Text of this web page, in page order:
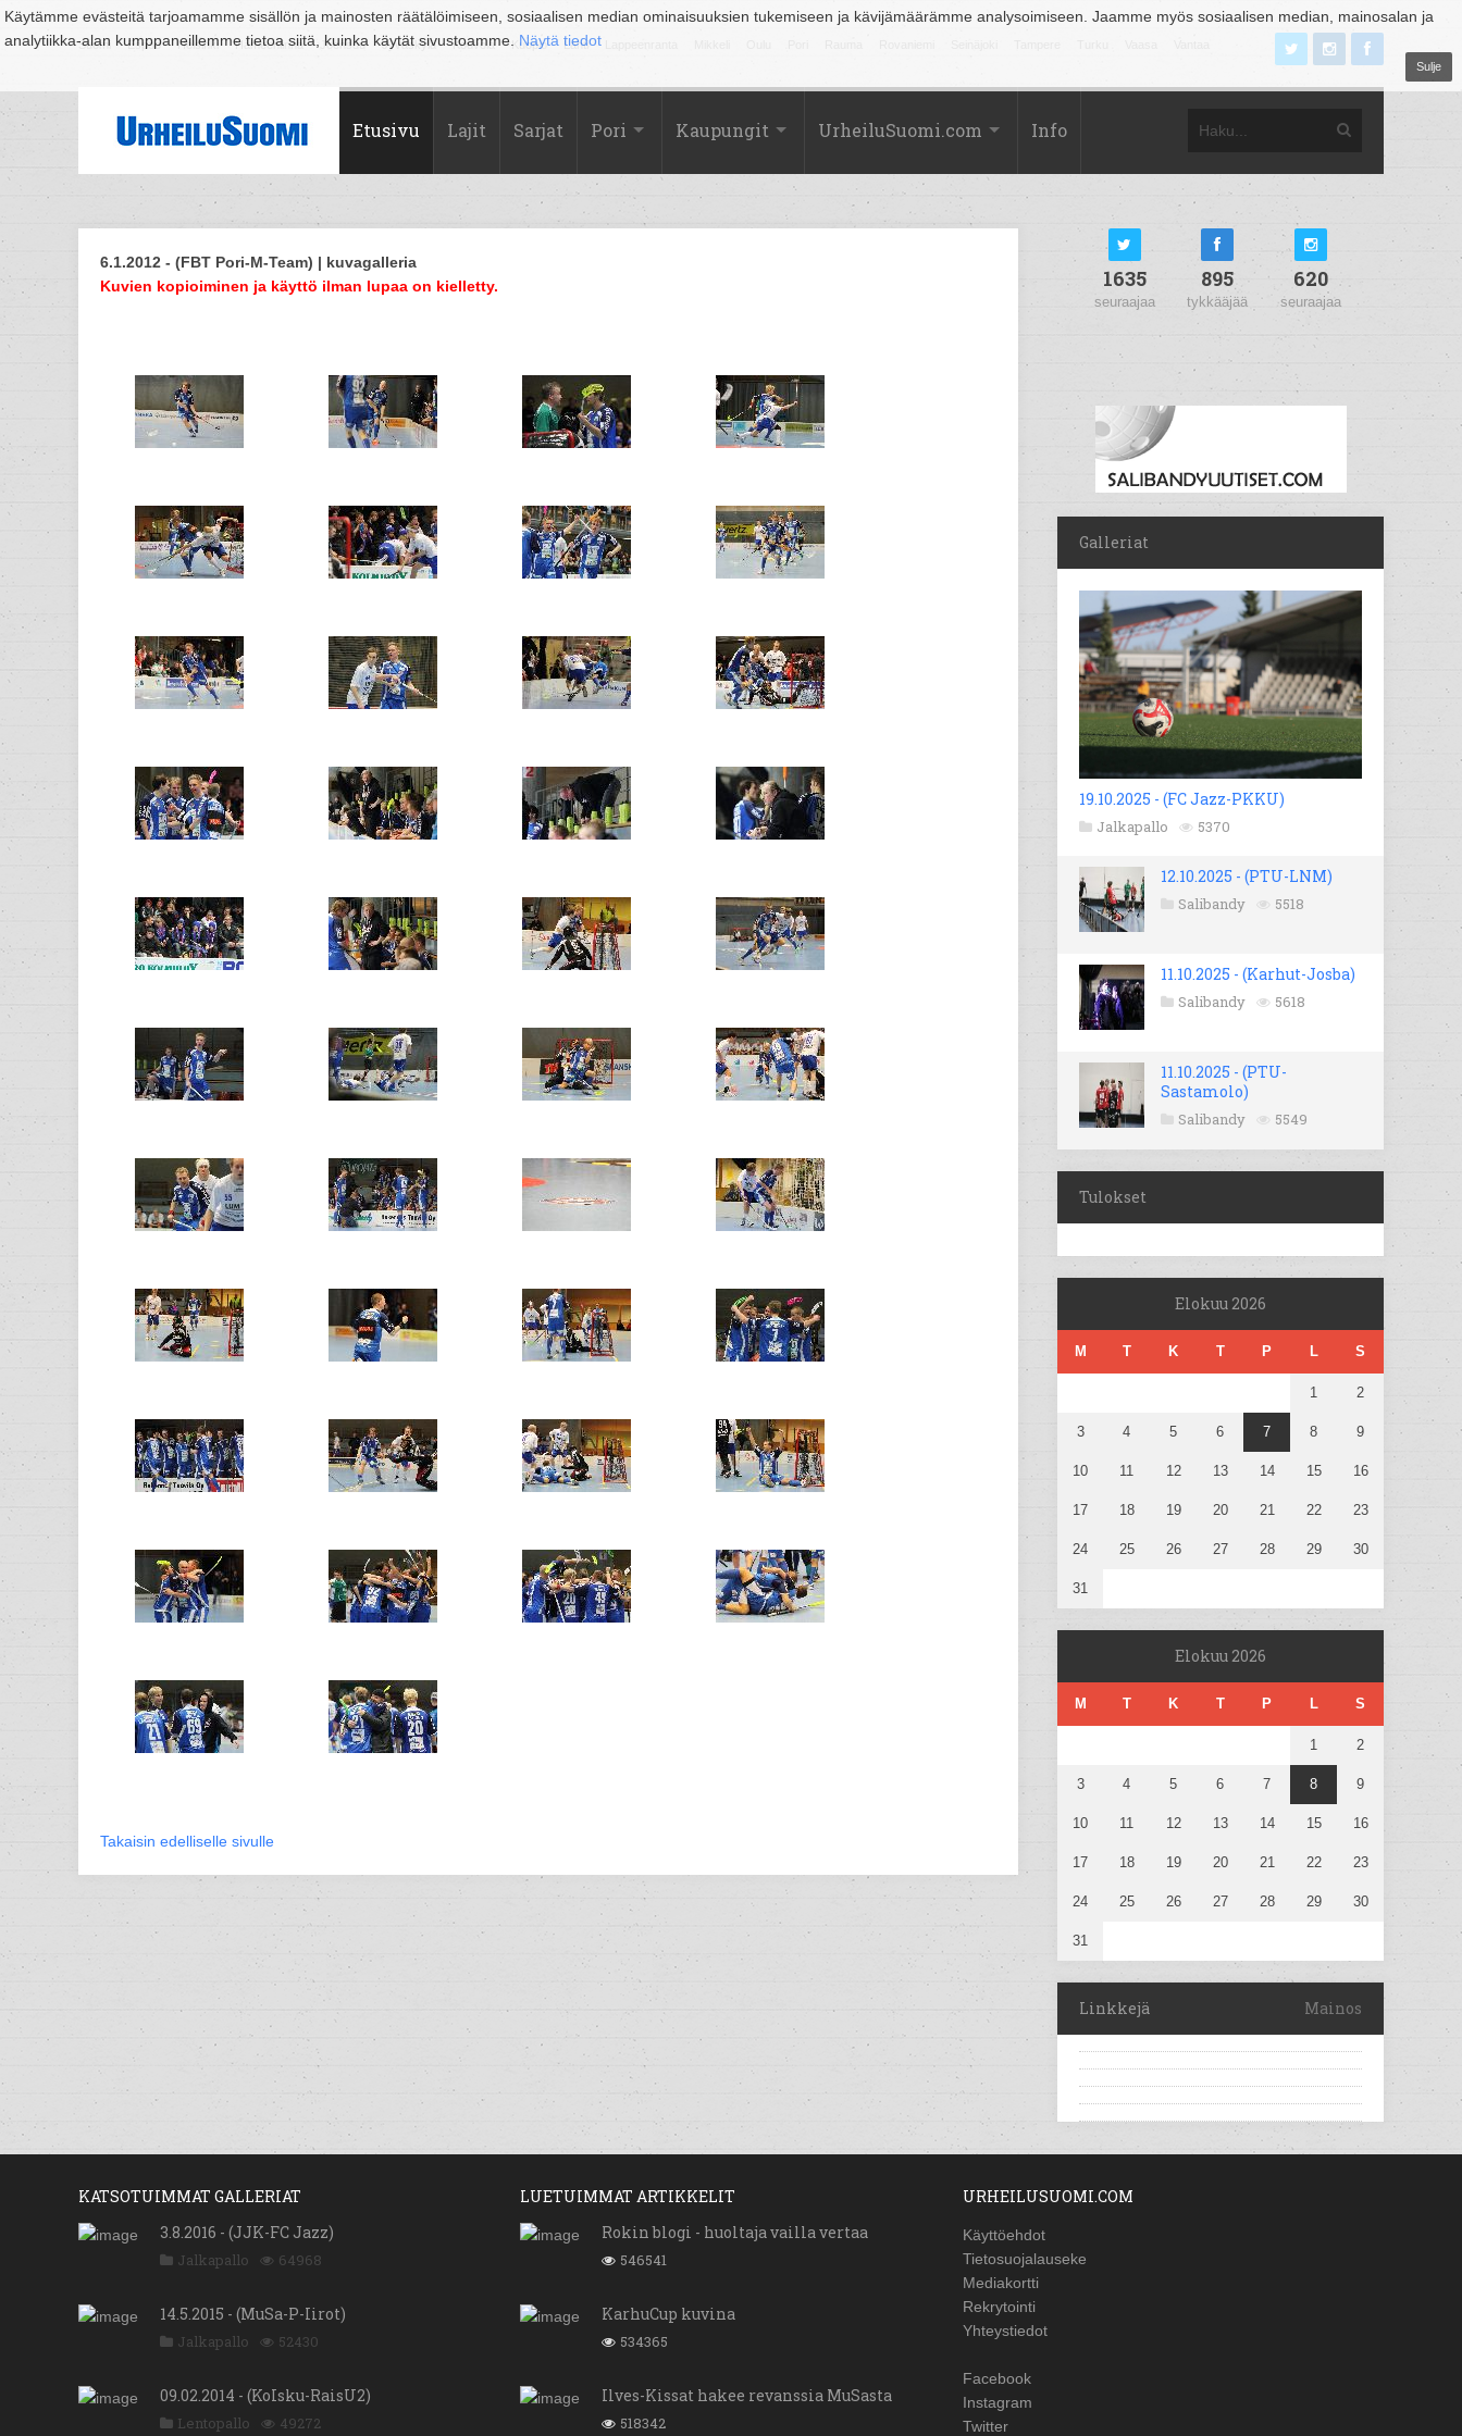
Käytämme evästeitä tarjoamamme sisällön ja mainosten räätälöimiseen, sosiaalisen median ominaisuuksien tukemiseen ja kävijämäärämme analysoimiseen. Jaamme myös sosiaalisen median, mainosalan ja
analytiikka-alan kumppaneillemme tietoa siitä, kuinka käytät sivustoamme. Näytä tiedot
Sulje
Suomi Espoo Helsinki Hämeenlinna Joensuu Jyväskylä Kouvola Kuopio Lahti
Etusivu Lajit Sarjat Pori Kaupungit UrheiluSuomi.com Info
6.1.2012 - (FBT Pori-M-Team) | kuvagalleria
Kuvien kopioiminen ja käyttö ilman lupaa on kielletty.
Takaisin edelliselle sivulle
1635
seuraajaa
895
tykkääjää
620
seuraajaa
Galleriat
19.10.2025 - (FC Jazz-PKKU)
Jalkapallo 5370
12.10.2025 - (PTU-LNM)
Salibandy 5518
11.10.2025 - (Karhut-Josba)
Salibandy 5618
11.10.2025 - (PTU-
Sastamolo)
Salibandy 5549
Tulokset
Elokuu 2026
M T K T P L S
1 2
3 4 5 6 7 8 9
10 11 12 13 14 15 16
17 18 19 20 21 22 23
24 25 26 27 28 29 30
31
Elokuu 2026
M T K T P L S
1 2
3 4 5 6 7 8 9
10 11 12 13 14 15 16
17 18 19 20 21 22 23
24 25 26 27 28 29 30
31
Linkkejä Mainos
KATSOTUIMMAT GALLERIAT
3.8.2016 - (JJK-FC Jazz)
Jalkapallo 64968
14.5.2015 - (MuSa-P-Iirot)
Jalkapallo 52430
09.02.2014 - (KoIsku-RaisU2)
Lentopallo 49272
LUETUIMMAT ARTIKKELIT
Rokin blogi - huoltaja vailla vertaa
546541
KarhuCup kuvina
534365
Ilves-Kissat hakee revanssia MuSasta
518342
URHEILUSUOMI.COM
Käyttöehdot
Tietosuojalauseke
Mediakortti
Rekrytointi
Yhteystiedot
Facebook
Instagram
Twitter